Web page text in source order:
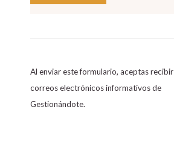
o
s
t
a
Al enviar este formulario, aceptas recibir
correos electrónicos informativos de
Gestionándote.